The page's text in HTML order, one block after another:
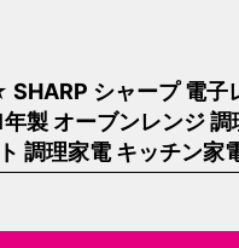
シャープ 電子
製 オーブンレンジ 調
調理家電 キッチン家